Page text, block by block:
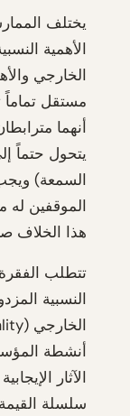
يختلف
الأهمية
الخارجي
مستقل تماماً
أنهما
يتحول حتماً
السمعة) ويجب
هذا الخلاف
النسبية
أنشطة
الآثار
سلسلة